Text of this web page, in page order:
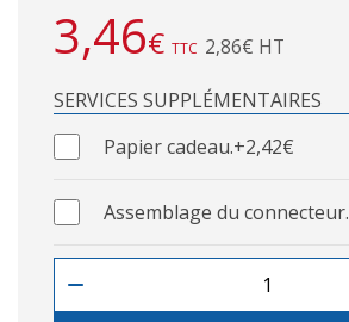
3,46€ TTC 2,86€ HT
SERVICES SUPPLÉMENTAIRES
Papier cadeau.+2,42€
Assemblage du connecteur.